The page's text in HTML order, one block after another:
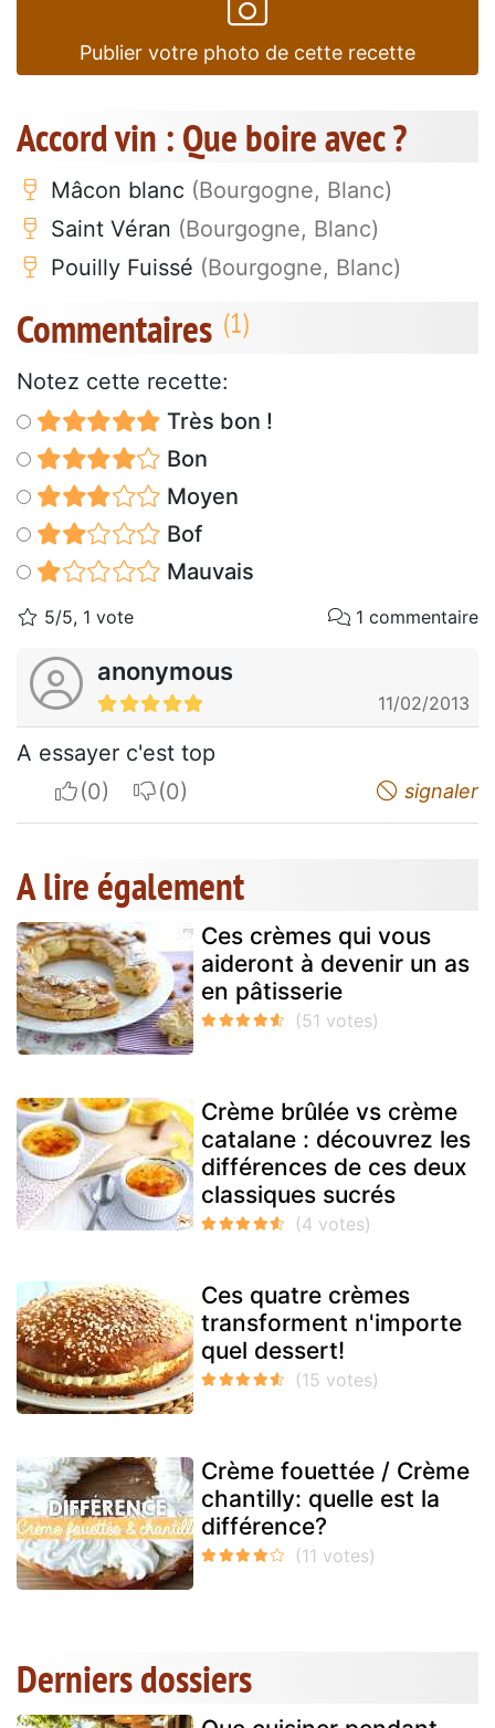
Publier votre photo de cette recette
Accord vin : Que boire avec ?
Mâcon blanc (Bourgogne, Blanc)
Saint Véran (Bourgogne, Blanc)
Pouilly Fuissé (Bourgogne, Blanc)
Commentaires
Notez cette recette:
Très bon !
Bon
Moyen
Bof
Mauvais
5/5, 1 vote 1 commentaire
anonymous
11/02/2013
A essayer c'est top
I apreciateI do not appreciate signaler
A lire également
Ces crèmes qui vous
aideront à devenir un as
en pâtisserie
Crème brûlée vs crème
catalane : découvrez les
différences de ces deux
classiques sucrés
Ces quatre crèmes
transforment n'importe
quel dessert!
Crème fouettée / Crème
chantilly: quelle est la
différence?
Derniers dossiers